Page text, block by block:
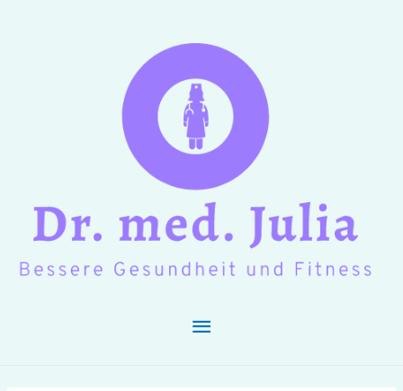
Hauptmenü